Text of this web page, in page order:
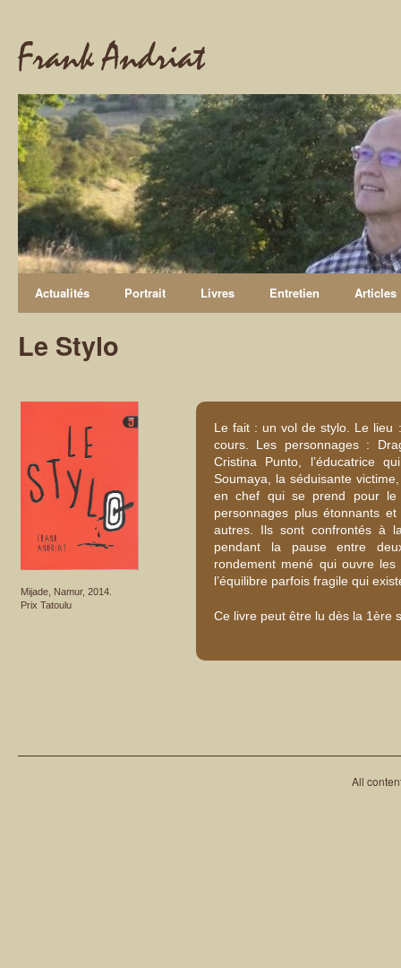
Frank Andriat
Actualités Portrait Livres Entretien Articles
Le Stylo
Mijade, Namur, 2014.
Prix Tatoulu
Le fait : un vol de stylo. Le lieu
cours. Les personnages :
Cristina Punto, l’éducatrice
Soumaya, la séduisante
en chef qui se prend pour
personnages plus étonnants
autres. Ils sont confrontés à
pendant la pause entre
rondement mené qui ouvre
l’équilibre parfois fragile qui
Ce livre peut être lu dès la 1ère
All